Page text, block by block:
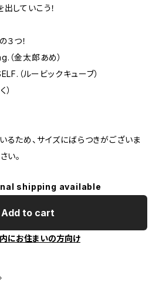
していこう！
つ！
金太郎あめ）
（ルービックキューブ）
ため、サイズにばらつきがございま
い。
shipping available
Add to cart
にお住まいの方向け